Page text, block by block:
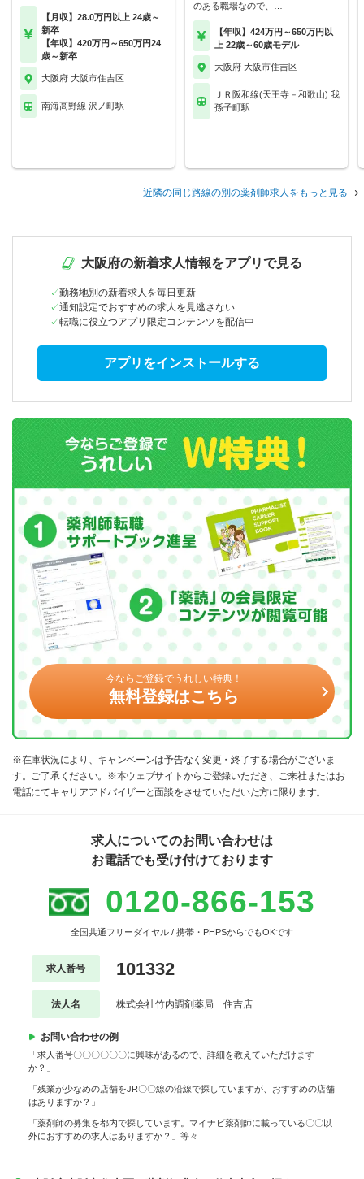
【月収】28.0万円以上 24歳～
新卒
【年収】420万円～650万円24
歳～新卒
大阪府 大阪市住吉区
南海高野線 沢ノ町駅
のある職場なので、…
【年収】424万円～650万円以
上 22歳～60歳モデル
大阪府 大阪市住吉区
ＪＲ阪和線(天王寺－和歌山) 我
孫子町駅
近隣の同じ路線の別の薬剤師求人をもっと見る
大阪府の新着求人情報をアプリで見る
勤務地別の新着求人を毎日更新
通知設定でおすすめの求人を見逃さない
転職に役立つアプリ限定コンテンツを配信中
アプリをインストールする
今ならご登録でうれしい特典！
無料登録はこちら
※在庫状況により、キャンペーンは予告なく変更・終了する場合がございま
す。ご了承ください。※本ウェブサイトからご登録いただき、ご来社またはお
電話にてキャリアアドバイザーと面談をさせていただいた方に限ります。
求人についてのお問い合わせは
お電話でも受け付けております
0120-866-153
全国共通フリーダイヤル / 携帯・PHPSからでもOKです
求人番号 101332
法人名 株式会社竹内調剤薬局 住吉店
お問い合わせの例
「求人番号〇〇〇〇〇〇に興味があるので、詳細を教えていただけます
か？」
「残業が少なめの店舗をJR〇〇線の沿線で探していますが、おすすめの店舗
はありますか？」
「薬剤師の募集を都内で探しています。マイナビ薬剤師に載っている〇〇以
外におすすめの求人はありますか？」等々